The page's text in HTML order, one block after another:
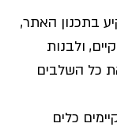
בתכנון האתר,
ולבנות
כל השלבים
כלים